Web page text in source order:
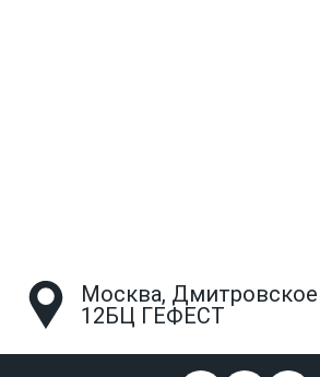
Москва, Дмитровское
12БЦ ГЕФЕСТ